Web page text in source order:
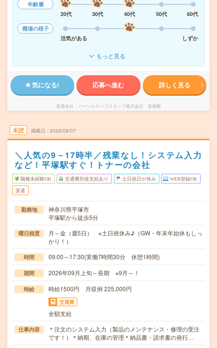
年齢層
20代
30代 40代 50代
60代
職場の様子
活気がある
しずか
もっと見る
気になる! 応募へ進む 詳しく見る
派遣会社 パーソルテンプスタッフ株式会社 首都圏
未読 掲載日 2026/08/07
＼人気の9－17時半／残業なし！システム入力
など！平塚駅すぐ！トナーの会社
職種未経験OK 交通費別途支給あり 土日祝日が休み WEB登録OK
派遣
勤務地
神奈川県平塚市
平塚駅から徒歩5分
曜日頻度
月～金（週5日） ※土日祝休み♪（GW・年末年始休もしっ
かり！）
時間 09:00～17:30(実働7時間30分 休憩1時間)
期間 2026年09月上旬～長期 ※9月～！
時給 時給1500円 月収例 225,000円
交通費
全額支給
仕事内容
＊注文のシステム入力（製品のメンテナンス・修理の受注
です！）＊納期、在庫の管理＊納品書・請求書の発行…